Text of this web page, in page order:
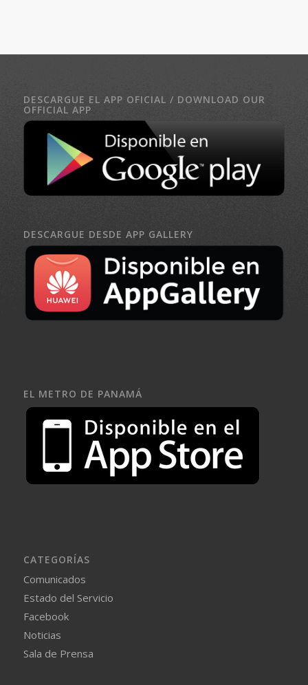
DESCARGUE EL APP OFICIAL / DOWNLOAD OUR
OFFICIAL APP
DESCARGUE DESDE APP GALLERY
EL METRO DE PANAMÁ
CATEGORÍAS
Comunicados
Estado del Servicio
Facebook
Noticias
Sala de Prensa